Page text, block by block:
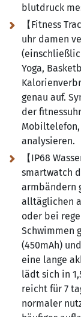
blutdruck
【Fitness
uhr damen
Yoga,
genau auf.
der
analysieren.
【IP68
smartwatch
armbändern
alltäglichen
oder bei
Schwimmen
(450mAh)
eine lange
lädt sich in
reicht für 7
normaler